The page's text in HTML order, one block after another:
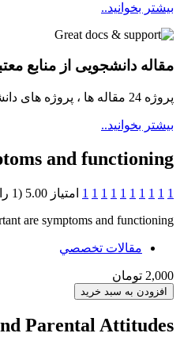
بیشتر بخوانید..
مقاله دانشجویی از منابع
پروژه 24 مقاله ها ، پروژه های دانشجویی و کلیه فایلهای خود را بررسی و سپس در دسترسی دانشجویان قرار میدهد ...
بیشتر بخوانید..
and functioning?
1
1
1
1
1
1
1
1
1
1 امتیاز 5.00 (1 رای)
are symptoms and functioning?
مقالات تخصصي
2,000 تومان
Parental Attitudes